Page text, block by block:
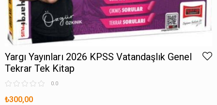
Yargı Yayınları 2026 KPSS Vatandaşlık Genel
Tekrar Tek Kitap
0.0
₺300,00